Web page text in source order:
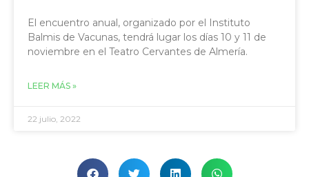
El encuentro anual, organizado por el Instituto
Balmis de Vacunas, tendrá lugar los días 10 y 11 de
noviembre en el Teatro Cervantes de Almería.
LEER MÁS »
22 julio, 2022